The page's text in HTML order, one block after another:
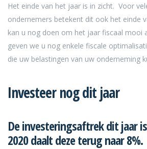
Het einde van het jaar is in zicht. Voor
ondernemers betekent dit ook het einde
kan u nog doen om het jaar fiscaal mooi
geven we u nog enkele fiscale
die uw belastingen van uw onderneming
Investeer nog dit jaar
De investeringsaftrek dit jaar
2020 daalt deze terug naar 8%.